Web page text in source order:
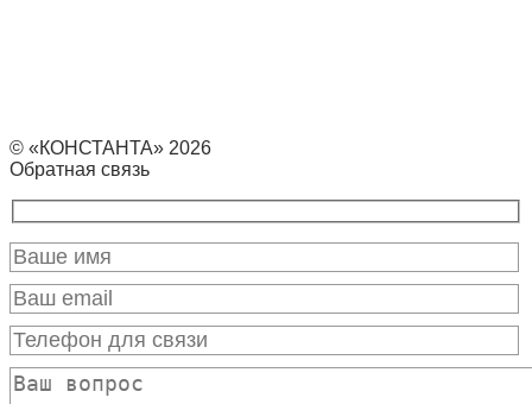
© «КОНСТАНТА» 2026
Обратная связь